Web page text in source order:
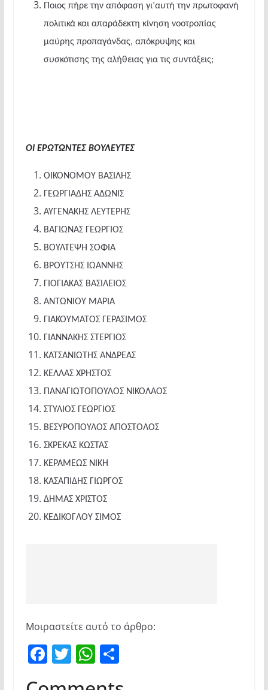
Ποιος πήρε την απόφαση γι’αυτή την πρωτοφανή
πολιτικά και απαράδεκτη κίνηση νοοτροπίας
μαύρης προπαγάνδας, απόκρυψης και
συσκότισης της αλήθειας για τις συντάξεις;
ΟΙ ΕΡΩΤΩΝΤΕΣ ΒΟΥΛΕΥΤΕΣ
ΟΙΚΟΝΟΜΟΥ ΒΑΣΙΛΗΣ
ΓΕΩΡΓΙΑΔΗΣ ΑΔΩΝΙΣ
ΑΥΓΕΝΑΚΗΣ ΛΕΥΤΕΡΗΣ
ΒΑΓΙΩΝΑΣ ΓΕΩΡΓΙΟΣ
ΒΟΥΛΤΕΨΗ ΣΟΦΙΑ
ΒΡΟΥΤΣΗΣ ΙΩΑΝΝΗΣ
ΓΙΟΓΙΑΚΑΣ ΒΑΣΙΛΕΙΟΣ
ΑΝΤΩΝΙΟΥ ΜΑΡΙΑ
ΓΙΑΚΟΥΜΑΤΟΣ ΓΕΡΑΣΙΜΟΣ
ΓΙΑΝΝΑΚΗΣ ΣΤΕΡΓΙΟΣ
ΚΑΤΣΑΝΙΩΤΗΣ ΑΝΔΡΕΑΣ
ΚΕΛΛΑΣ ΧΡΗΣΤΟΣ
ΠΑΝΑΓΙΩΤΟΠΟΥΛΟΣ ΝΙΚΟΛΑΟΣ
ΣΤΥΛΙΟΣ ΓΕΩΡΓΙΟΣ
ΒΕΣΥΡΟΠΟΥΛΟΣ ΑΠΟΣΤΟΛΟΣ
ΣΚΡΕΚΑΣ ΚΩΣΤΑΣ
ΚΕΡΑΜΕΩΣ ΝΙΚΗ
ΚΑΣΑΠΙΔΗΣ ΓΙΩΡΓΟΣ
ΔΗΜΑΣ ΧΡΙΣΤΟΣ
ΚΕΔΙΚΟΓΛΟΥ ΣΙΜΟΣ
Μοιραστείτε αυτό το άρθρο:
F T W Μ